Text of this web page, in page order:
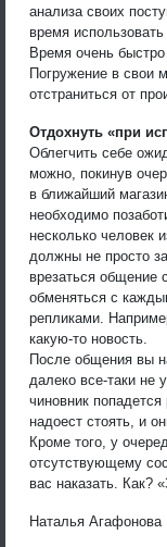
анализа своих
время
Время очень
Погружение в свои
отстраниться от
Отдохнуть «при
Облегчить себе
можно, покинув
в ближайший
необходимо
несколько человек
должны не просто
врезаться общение
обменяться с
репликами.
какую-то новость.
После общения вы
далеко все-таки не
чиновник
надоест стоять, и
Кроме того, у
отсутствующему
вас наказать. Как?
Наталья Агафонова